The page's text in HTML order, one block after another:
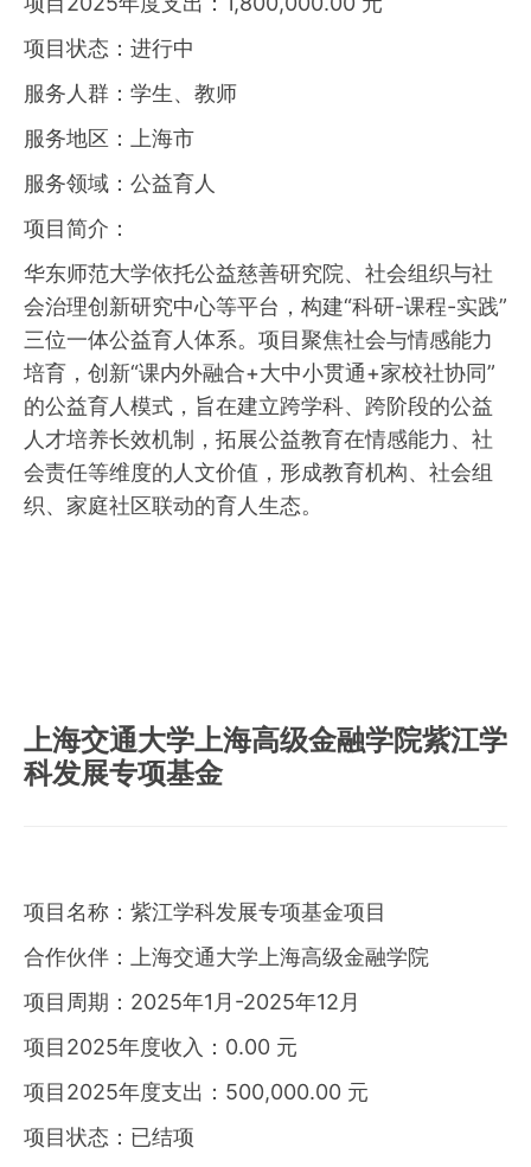
项目状态：进行中
服务人群：学生、教师
服务地区：上海市
服务领域：公益育人
项目简介：
华东师范大学依托公益慈善研究院、社会组织与社
会治理创新研究中心等平台，构建“科研-课程-实践”
三位一体公益育人体系。项目聚焦社会与情感能力
培育，创新“课内外融合+大中小贯通+家校社协同”
的公益育人模式，旨在建立跨学科、跨阶段的公益
人才培养长效机制，拓展公益教育在情感能力、社
会责任等维度的人文价值，形成教育机构、社会组
织、家庭社区联动的育人生态。
上海交通大学上海高级金融学院紫江学
科发展专项基金
项目名称：紫江学科发展专项基金项目
合作伙伴：上海交通大学上海高级金融学院
项目周期：2025年1月-2025年12月
项目2025年度收入：0.00 元
项目2025年度支出：500,000.00 元
项目状态：已结项